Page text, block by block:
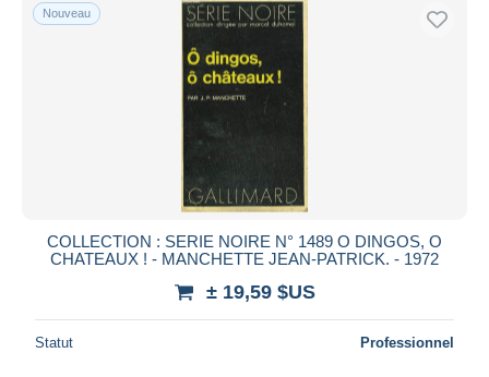
Nouveau
COLLECTION : SERIE NOIRE N° 1489 O DINGOS, O
CHATEAUX ! - MANCHETTE JEAN-PATRICK. - 1972
± 19,59 $US
Statut Professionnel